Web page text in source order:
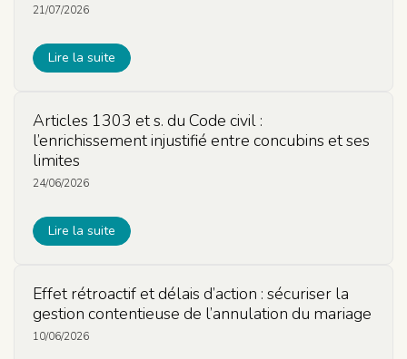
21/07/2026
Lire la suite
Articles 1303 et s. du Code civil :
l’enrichissement injustifié entre concubins et ses
limites
24/06/2026
Lire la suite
Effet rétroactif et délais d’action : sécuriser la
gestion contentieuse de l’annulation du mariage
10/06/2026